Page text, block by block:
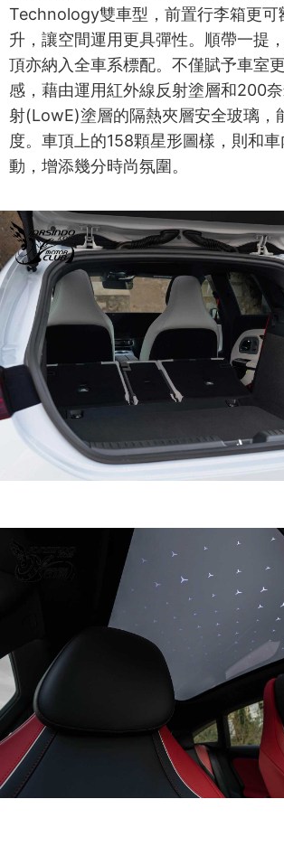
Technology雙車型，前置行李箱更可
升，讓空間運用更具彈性。順帶一提
頂亦納入全車系標配。不僅賦予車室
感，藉由運用紅外線反射塗層和200
射(LowE)塗層的隔熱夾層安全玻璃，
度。車頂上的158顆星形圖樣，則和
動，增添幾分時尚氛圍。